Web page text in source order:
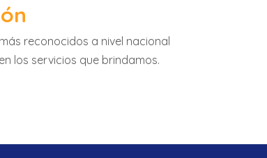
reconocidos a nivel nacional
los servicios que brindamos.